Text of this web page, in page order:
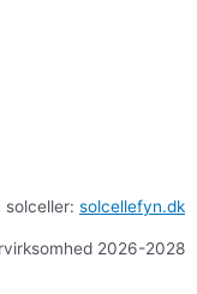
solcellefyn.dk